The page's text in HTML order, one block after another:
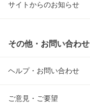
サイトからのお知らせ
その他・お問い合わせ
ヘルプ・お問い合わせ
ご意見・ご要望